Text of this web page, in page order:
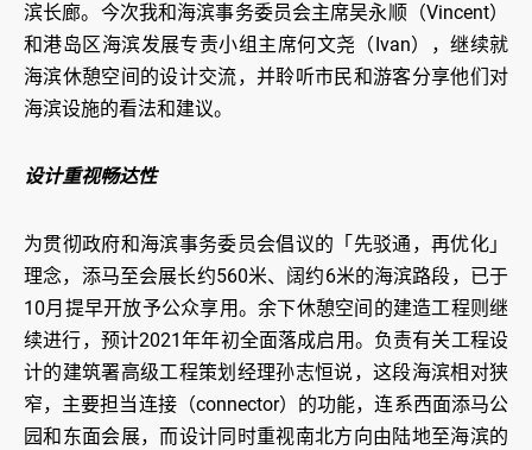
滨长廊。今次我和海滨事务委员会主席吴永顺（Vincent）
和港岛区海滨发展专责小组主席何文尧（Ivan），继续就
海滨休憩空间的设计交流，并聆听市民和游客分享他们对
海滨设施的看法和建议。
设计重视畅达性
为贯彻政府和海滨事务委员会倡议的「先驳通，再优化」
理念，添马至会展长约560米、阔约6米的海滨路段，已于
10月提早开放予公众享用。余下休憩空间的建造工程则继
续进行，预计2021年年初全面落成启用。负责有关工程设
计的建筑署高级工程策划经理孙志恒说，这段海滨相对狭
窄，主要担当连接（connector）的功能，连系西面添马公
园和东面会展，而设计同时重视南北方向由陆地至海滨的